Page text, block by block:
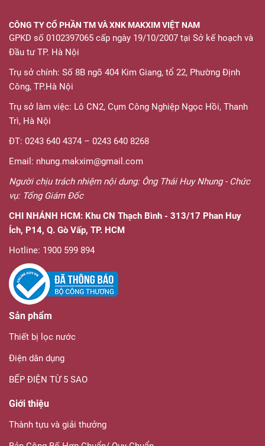
CÔNG TY CỔ PHẦN TM VÀ XNK MAKXIM VIỆT NAM
GPKD số 0102397065 cấp ngày 19/10/2007 tại Sở kế hoạch và
Đầu tư TP. Hà Nội
Trụ sở chính: Số 8B ngõ 404 Kim Giang, tổ 22, Phường Định
Công, TP.Hà Nội
Trụ sở làm việc: Lô CN2, Cụm Công Nghiệp Ngọc Hồi, Thanh
Trì, Hà Nội
ĐT: 0243 640 4374 – 0243 640 8268
Email: nhung.makxim@gmail.com
Người chịu trách nhiệm nội dung: Ông Thái Huy Nhung - Chức
vụ: Tổng Giám Đốc
CHI NHÁNH HCM: Khu CN Thạch Bình - 313/17 Phan Huy
Ích, P14, Q. Gò Vấp, TP. HCM
Hotline: 1900 599 894
Sản phẩm
Thiết bị lọc nước
Điện dân dụng
BẾP ĐIỆN TỪ 5 SAO
Giới thiệu
Thành tựu và giải thưởng